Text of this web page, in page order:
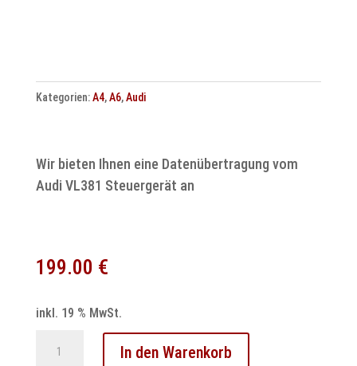
Kategorien:A4,A6,Audi
Wir bieten Ihnen eine Datenübertragung vom
Audi VL381 Steuergerät an
199.00 €
inkl. 19 % MwSt.
In den Warenkorb